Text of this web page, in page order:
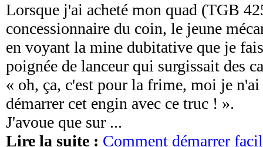
Lorsque j'ai acheté mon quad (TGB
concessionnaire du coin, le jeune
en voyant la mine dubitative que je
poignée de lanceur qui surgissait des
« oh, ça, c'est pour la frime, moi je n'ai
démarrer cet engin avec ce truc ! ».
J'avoue que sur ...
Lire la suite : Comment démarrer